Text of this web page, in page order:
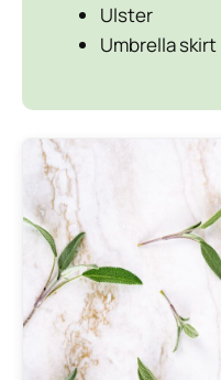
Ulster
Umbrella skirt